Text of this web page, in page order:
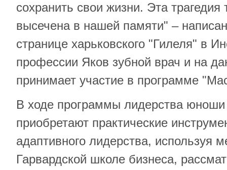
сохранить свои жизни. Эта трагедия
высечена в нашей памяти" –
странице харьковского "Гилеля" в
профессии Яков зубной врач и на
принимает участие в программе
В ходе программы лидерства
приобретают практические
адаптивного лидерства, используя
Гарвардской школе бизнеса,